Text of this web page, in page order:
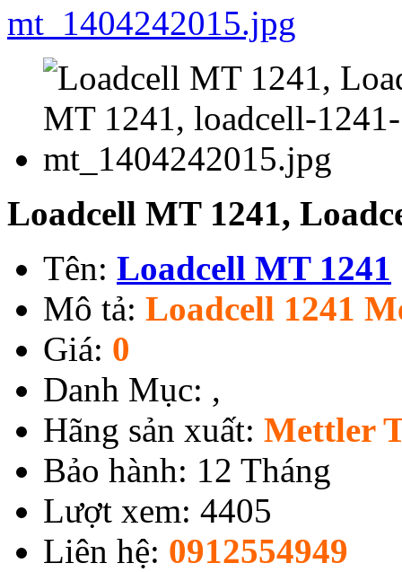
Loadcell MT 1241,
Tên: Loadcell MT 1241
Mô tả: Loadcell 1241
Giá: 0
Danh Mục: ,
Hãng sản xuất: Mettler
Bảo hành: 12 Tháng
Lượt xem: 4405
Liên hệ: 0912554949